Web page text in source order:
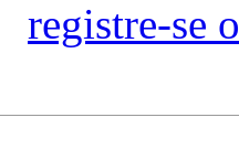
registre-se